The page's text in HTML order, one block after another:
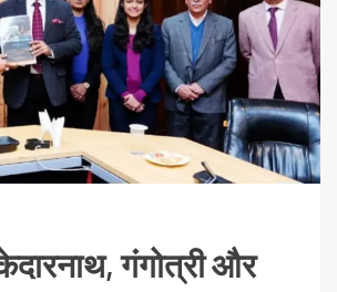
गंगोत्री और